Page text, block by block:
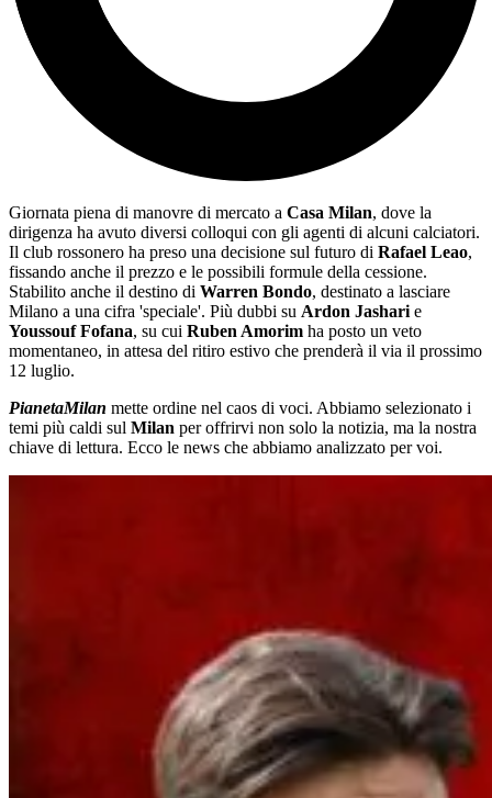
Giornata piena di manovre di mercato a Casa Milan, dove la
dirigenza ha avuto diversi colloqui con gli agenti di alcuni calciatori.
Il club rossonero ha preso una decisione sul futuro di Rafael Leao,
fissando anche il prezzo e le possibili formule della cessione.
Stabilito anche il destino di Warren Bondo, destinato a lasciare
Milano a una cifra 'speciale'. Più dubbi su Ardon Jashari e
Youssouf Fofana, su cui Ruben Amorim ha posto un veto
momentaneo, in attesa del ritiro estivo che prenderà il via il prossimo
12 luglio.
PianetaMilan mette ordine nel caos di voci. Abbiamo selezionato i
temi più caldi sul Milan per offrirvi non solo la notizia, ma la nostra
chiave di lettura. Ecco le news che abbiamo analizzato per voi.